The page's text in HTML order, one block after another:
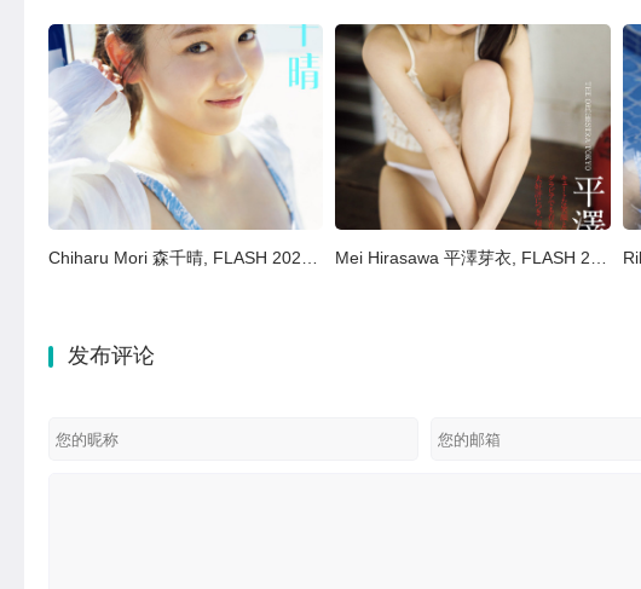
Chiharu Mori 森千晴, FLASH 2025.07.15 (フラッシュ 2025年7月15日号) Mei Hirasawa 平澤芽衣, FLASH 2025.07.15 (フラッシュ 2025年7月15日号)
发布评论